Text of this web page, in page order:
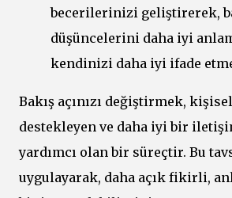
becerilerinizi geliştirerek,
düşüncelerini daha iyi
kendinizi daha iyi ifade
Bakış açınızı değiştirmek,
destekleyen ve daha iyi bir
yardımcı olan bir süreçtir. Bu
uygulayarak, daha açık fikirli,